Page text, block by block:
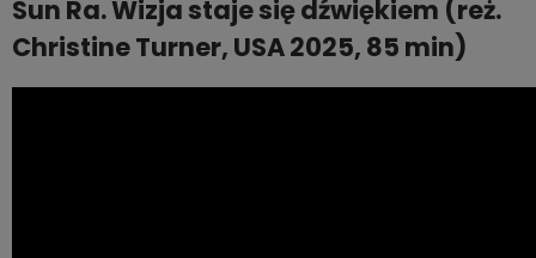
Sun Ra. Wizja staje się dźwiękiem (reż.
Christine Turner, USA 2025, 85 min)